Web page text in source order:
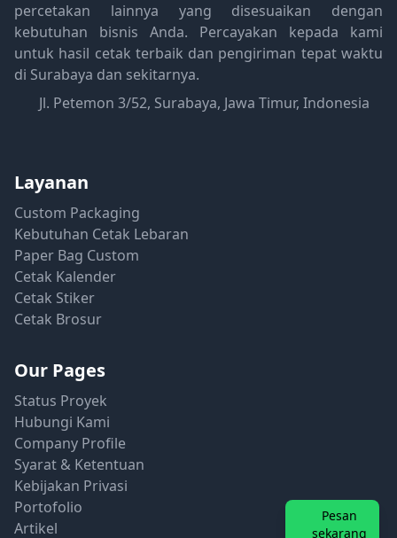
percetakan lainnya yang disesuaikan dengan
kebutuhan bisnis Anda. Percayakan kepada kami
untuk hasil cetak terbaik dan pengiriman tepat waktu
di Surabaya dan sekitarnya.
Jl. Petemon 3/52, Surabaya, Jawa Timur, Indonesia
Layanan
Custom Packaging
Kebutuhan Cetak Lebaran
Paper Bag Custom
Cetak Kalender
Cetak Stiker
Cetak Brosur
Our Pages
Status Proyek
Hubungi Kami
Company Profile
Syarat & Ketentuan
Kebijakan Privasi
Portofolio
Artikel
Pesan
sekarang